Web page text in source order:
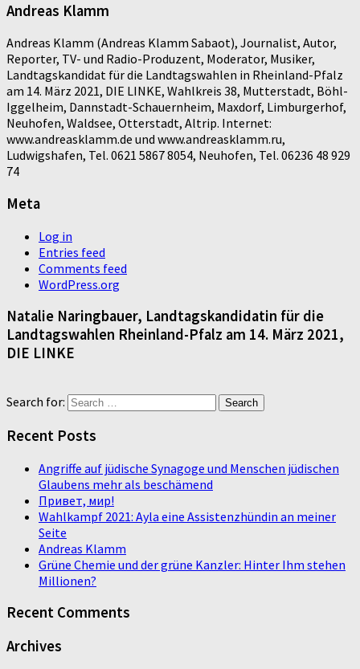
Andreas Klamm
Andreas Klamm (Andreas Klamm Sabaot), Journalist, Autor,
Reporter, TV- und Radio-Produzent, Moderator, Musiker,
Landtagskandidat für die Landtagswahlen in Rheinland-Pfalz
am 14. März 2021, DIE LINKE, Wahlkreis 38, Mutterstadt, Böhl-
Iggelheim, Dannstadt-Schauernheim, Maxdorf, Limburgerhof,
Neuhofen, Waldsee, Otterstadt, Altrip. Internet:
www.andreasklamm.de und www.andreasklamm.ru,
Ludwigshafen, Tel. 0621 5867 8054, Neuhofen, Tel. 06236 48 929
74
Meta
Log in
Entries feed
Comments feed
WordPress.org
Natalie Naringbauer, Landtagskandidatin für die
Landtagswahlen Rheinland-Pfalz am 14. März 2021,
DIE LINKE
Search for:
Recent Posts
Angriffe auf jüdische Synagoge und Menschen jüdischen
Glaubens mehr als beschämend
Привет, мир!
Wahlkampf 2021: Ayla eine Assistenzhündin an meiner
Seite
Andreas Klamm
Grüne Chemie und der grüne Kanzler: Hinter Ihm stehen
Millionen?
Recent Comments
Archives